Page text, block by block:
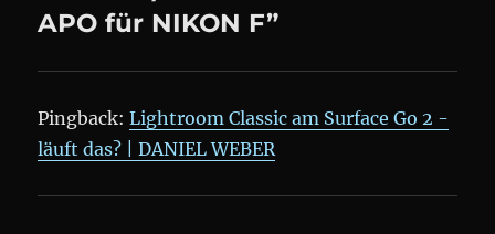
APO für NIKON F”
Pingback:Lightroom Classic am Surface Go 2 -
läuft das? | DANIEL WEBER